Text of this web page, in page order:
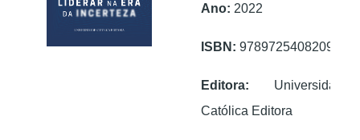
Ano: 2022
ISBN: 9789725408209
Editora: Universidade
Católica Editora